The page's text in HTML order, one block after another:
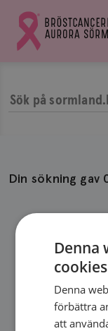
Gå
till
Sök
Din sökning
Denna
cookies
Denna
förbättra
att